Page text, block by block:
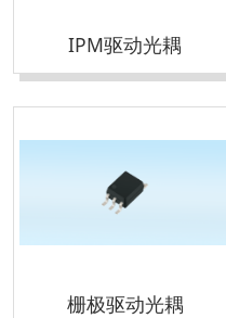
IPM驱动光耦
栅极驱动光耦